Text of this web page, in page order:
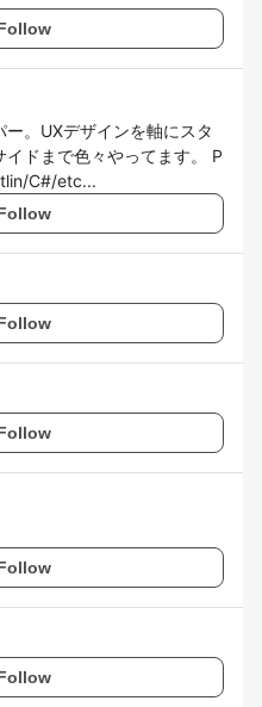
。UXデザインを軸にスタ
ドまで色々やってます。 P
C#/etc...